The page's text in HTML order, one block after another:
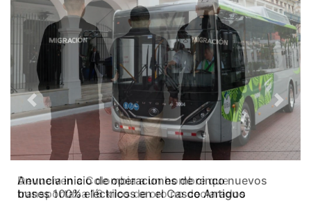
Devuelven a Colombia a un hombre que
transportaba 16 kilos de oro no declarados
Previous Next